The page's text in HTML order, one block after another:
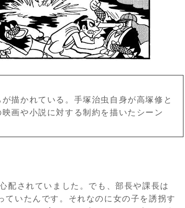
描かれている。手塚治虫自身が高塚修と
画や小説に対する制約を描いたシーン
配されていました。でも、部長や課長は
ていたんです。それなのに女の子を誘拐す